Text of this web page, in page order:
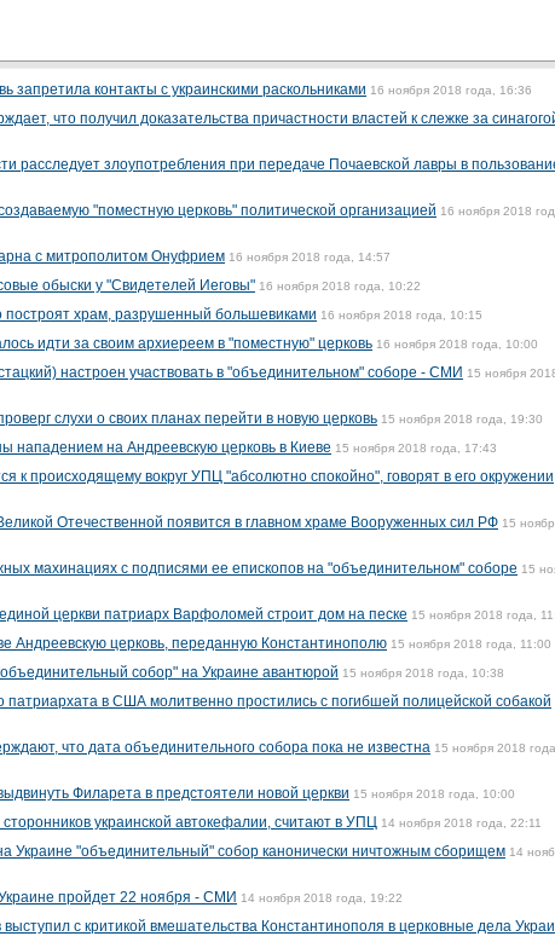
запретила контакты с украинскими раскольниками 16 ноября 2018 года, 16:36
что получил доказательства причастности властей к слежке за
расследует злоупотребления при передаче Почаевской лавры в
"поместную церковь" политической организацией 16 ноября 2018
с митрополитом Онуфрием 16 ноября 2018 года, 14:57
обыски у "Свидетелей Иеговы" 16 ноября 2018 года, 10:22
построят храм, разрушенный большевиками 16 ноября 2018 года, 10:15
идти за своим архиереем в "поместную" церковь 16 ноября 2018 года, 10:00
настроен участвовать в "объединительном" соборе - СМИ 15 ноября
слухи о своих планах перейти в новую церковь 15 ноября 2018 года, 19:30
нападением на Андреевскую церковь в Киеве 15 ноября 2018 года, 17:43
к происходящему вокруг УПЦ "абсолютно спокойно", говорят в его окружении
Отечественной появится в главном храме Вооруженных сил РФ 15
махинациях с подписями ее епископов на "объединительном" соборе 15
церкви патриарх Варфоломей строит дом на песке 15 ноября 2018 года,
Андреевскую церковь, переданную Константинополю 15 ноября 2018 года, 11:00
собор" на Украине авантюрой 15 ноября 2018 года, 10:38
патриархата в США молитвенно простились с погибшей полицейской собакой
что дата объединительного собора пока не известна 15 ноября 2018 года,
Филарета в предстоятели новой церкви 15 ноября 2018 года, 10:00
украинской автокефалии, считают в УПЦ 14 ноября 2018 года, 22:11
Украине "объединительный" собор канонически ничтожным сборищем 14
пройдет 22 ноября - СМИ 14 ноября 2018 года, 19:22
выступил с критикой вмешательства Константинополя в церковные дела